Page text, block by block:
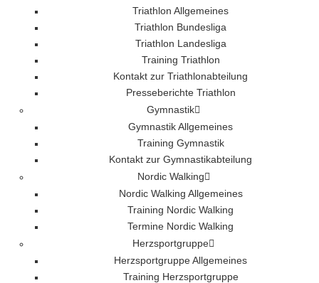
Triathlon Allgemeines
Triathlon Bundesliga
Triathlon Landesliga
Training Triathlon
Kontakt zur Triathlonabteilung
Presseberichte Triathlon
Gymnastik
Gymnastik Allgemeines
Training Gymnastik
Kontakt zur Gymnastikabteilung
Nordic Walking
Nordic Walking Allgemeines
Training Nordic Walking
Termine Nordic Walking
Herzsportgruppe
Herzsportgruppe Allgemeines
Training Herzsportgruppe